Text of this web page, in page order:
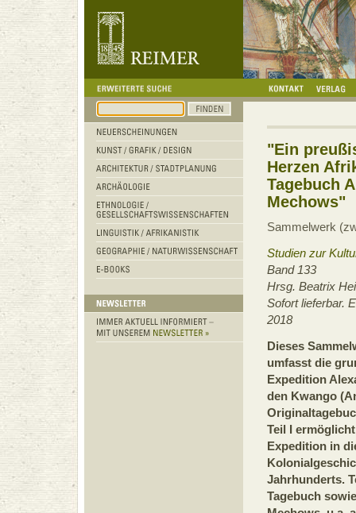
"Ein
Herzen
Tagebuch
Mechows"
Sammelwerk
Studien zur
Band 133
Hrsg. Beatrix
Sofort lieferbar.
2018
Dieses
umfasst die
Expedition
den Kwango
Teil I
Expedition in
Jahrhunderts.
Tagebuch